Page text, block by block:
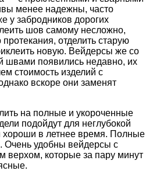
менее надежны, часто
у забродников дорогих
шов самому несложно,
отделить старую
новую. Вейдерсы же со
швами появились недавно, их
стоимость изделий с
вскоре они заменят
на полные и укороченные
подойдут для неглубокой
хороши в летнее время. Полные
удобны вейдерсы с
верхом, которые за пару минут